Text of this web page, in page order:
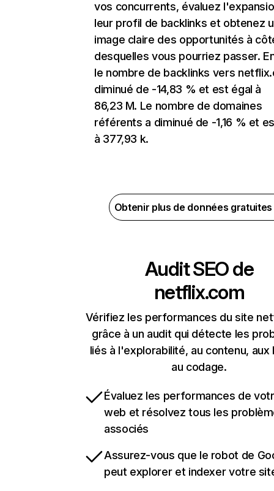
vos concurrents, évaluez
leur profil de backlinks et obtenez
image claire des opportunités à
desquelles vous pourriez passer.
le nombre de backlinks vers
diminué de -14,83 % et est égal à
86,23 M. Le nombre de domaines
référents a diminué de -1,16 % et
à 377,93 k.
Obtenir plus de données
Audit SEO de
netflix.com
Vérifiez les performances du site
grâce à un audit qui détecte les
liés à l'explorabilité, au contenu, aux
au codage.
Évaluez les performances de
web et résolvez tous les
associés
Assurez-vous que le robot de
peut explorer et indexer votre